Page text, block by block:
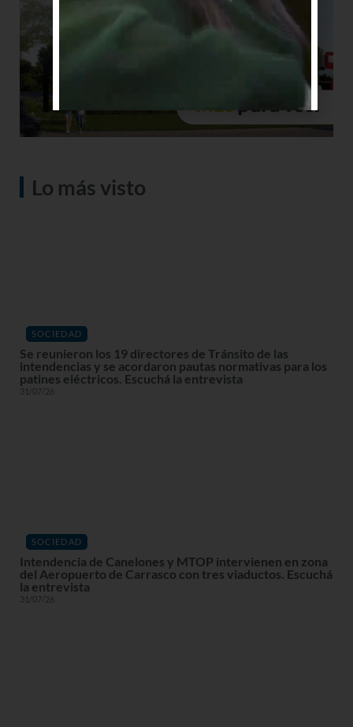
Lo más visto
SOCIEDAD
Se reunieron los 19 directores de Tránsito de las
intendencias y se acordaron pautas normativas para los
patines eléctricos. Escuchá la entrevista
31/07/26
SOCIEDAD
Intendencia de Canelones y MTOP intervienen en zona
del Aeropuerto de Carrasco con tres viaductos. Escuchá
la entrevista
31/07/26